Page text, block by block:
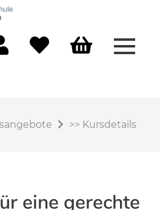
>> Kursdetails
eine gerechte